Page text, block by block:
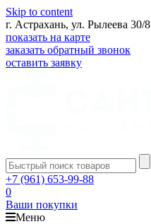
Skip to content
г. Астрахань, ул. Рылеева 30/8
показать на карте
заказать обратный звонок
оставить заявку
+7 (961) 653-99-88
0
Ваши покупки
Меню